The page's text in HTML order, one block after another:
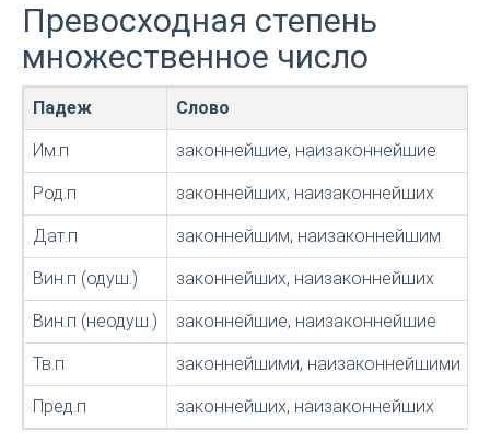
Превосходная степень
множественное число
Падеж Слово
Им.п законнейшие, наизаконнейшие
Род.п законнейших, наизаконнейших
Дат.п законнейшим, наизаконнейшим
Вин.п (одуш.) законнейших, наизаконнейших
Вин.п (неодуш.) законнейшие, наизаконнейшие
Тв.п законнейшими, наизаконнейшими
Пред.п законнейших, наизаконнейших